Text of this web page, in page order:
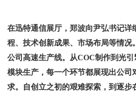
在迅特通信展厅，郑波向尹弘书记详
程、技术创新成果、市场布局等情况
公司高速生产线。从COC制作到光
模块生产，每一个环节都展现出公司
求。自创立之初的艰难探索，到逐步